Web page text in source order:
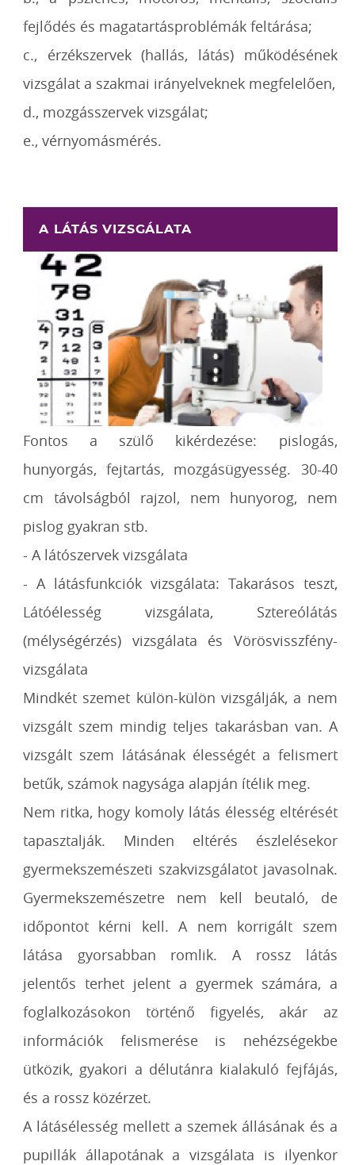
fejlődés és magatartásproblémák feltárása;
c., érzékszervek (hallás, látás) működésének
vizsgálat a szakmai irányelveknek megfelelően,
d., mozgásszervek vizsgálat;
e., vérnyomásmérés.
A LÁTÁS VIZSGÁLATA
Fontos a szülő kikérdezése: pislogás,
hunyorgás, fejtartás, mozgásügyesség. 30-40
cm távolságból rajzol, nem hunyorog, nem
pislog gyakran stb.
- A látószervek vizsgálata
- A látásfunkciók vizsgálata: Takarásos teszt,
Látóélesség vizsgálata, Sztereólátás
(mélységérzés) vizsgálata és Vörösvisszfény-
vizsgálata
Mindkét szemet külön-külön vizsgálják, a nem
vizsgált szem mindig teljes takarásban van. A
vizsgált szem látásának élességét a felismert
betűk, számok nagysága alapján ítélik meg.
Nem ritka, hogy komoly látás élesség eltérését
tapasztalják. Minden eltérés észlelésekor
gyermekszemészeti szakvizsgálatot javasolnak.
Gyermekszemészetre nem kell beutaló, de
időpontot kérni kell. A nem korrigált szem
látása gyorsabban romlik. A rossz látás
jelentős terhet jelent a gyermek számára, a
foglalkozásokon történő figyelés, akár az
információk felismerése is nehézségekbe
ütközik, gyakori a délutánra kialakuló fejfájás,
és a rossz közérzet.
A látásélesség mellett a szemek állásának és a
pupillák állapotának a vizsgálata is ilyenkor